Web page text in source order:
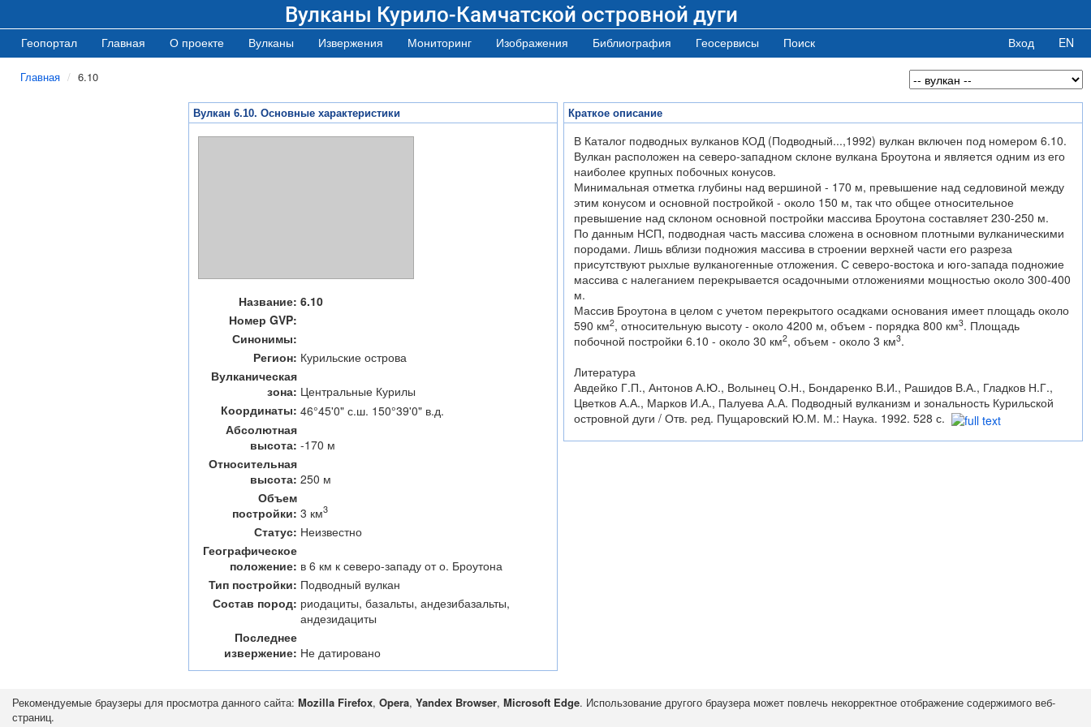
Вулканы Курило-Камчатской островной дуги
Геопортал Главная О проекте Вулканы Извержения Мониторинг Изображения Библиография Геосервисы Поиск Вход EN
Главная 6.10
Вулкан 6.10. Основные характеристики
Название: 6.10
Номер GVP:
Синонимы:
Регион: Курильские острова
Вулканическая
зона: Центральные Курилы
Координаты: 46°45'0" с.ш. 150°39'0" в.д.
Абсолютная
высота: -170 м
Относительная
высота: 250 м
Объем
постройки: 3 км3
Статус: Неизвестно
Географическое
положение: в 6 км к северо-западу от о. Броутона
Тип постройки: Подводный вулкан
Состав пород: риодациты, базальты, андезибазальты,
андезидациты
Последнее
извержение: Не датировано
Краткое описание
В Каталог подводных вулканов КОД (Подводный...,1992) вулкан включен под номером 6.10.
Вулкан расположен на северо-западном склоне вулкана Броутона и является одним из его
наиболее крупных побочных конусов.
Минимальная отметка глубины над вершиной - 170 м, превышение над седловиной между
этим конусом и основной постройкой - около 150 м, так что общее относительное
превышение над склоном основной постройки массива Броутона составляет 230-250 м.
По данным НСП, подводная часть массива сложена в основном плотными вулканическими
породами. Лишь вблизи подножия массива в строении верхней части его разреза
присутствуют рыхлые вулканогенные отложения. С северо-востока и юго-запада подножие
массива с налеганием перекрывается осадочными отложениями мощностью около 300-400
м.
Массив Броутона в целом с учетом перекрытого осадками основания имеет площадь около
590 км2, относительную высоту - около 4200 м, объем - порядка 800 км3. Площадь
побочной постройки 6.10 - около 30 км2, объем - около 3 км3.
Литература
Авдейко Г.П., Антонов А.Ю., Волынец О.Н., Бондаренко В.И., Рашидов В.А., Гладков Н.Г.,
Цветков А.А., Марков И.А., Палуева А.А. Подводный вулканизм и зональность Курильской
островной дуги / Отв. ред. Пущаровский Ю.М. М.: Наука. 1992. 528 с.
Рекомендуемые браузеры для просмотра данного сайта: Mozilla Firefox, Opera, Yandex Browser, Microsoft Edge. Использование другого браузера может повлечь некорректное отображение содержимого веб-
страниц.